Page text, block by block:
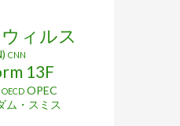
ィルス
CNN
13F
OECD OPEC
ム・スミス